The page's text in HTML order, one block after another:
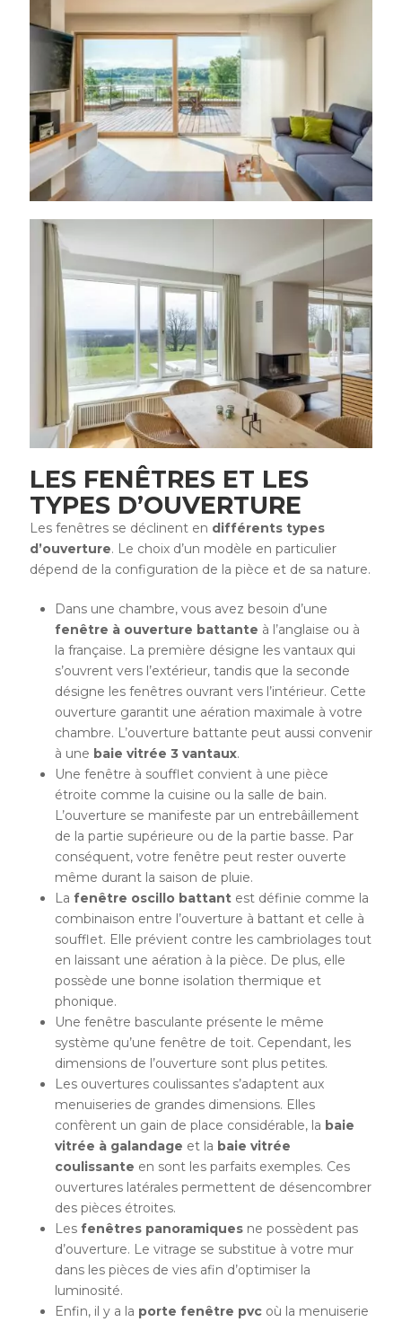
LES FENÊTRES ET LES
TYPES D’OUVERTURE
Les fenêtres se déclinent en différents types
d’ouverture. Le choix d’un modèle en particulier
dépend de la configuration de la pièce et de sa nature.
Dans une chambre, vous avez besoin d’une
fenêtre à ouverture battante à l’anglaise ou à
la française. La première désigne les vantaux qui
s’ouvrent vers l’extérieur, tandis que la seconde
désigne les fenêtres ouvrant vers l’intérieur. Cette
ouverture garantit une aération maximale à votre
chambre. L’ouverture battante peut aussi convenir
à une baie vitrée 3 vantaux.
Une fenêtre à soufflet convient à une pièce
étroite comme la cuisine ou la salle de bain.
L’ouverture se manifeste par un entrebâillement
de la partie supérieure ou de la partie basse. Par
conséquent, votre fenêtre peut rester ouverte
même durant la saison de pluie.
La fenêtre oscillo battant est définie comme la
combinaison entre l’ouverture à battant et celle à
soufflet. Elle prévient contre les cambriolages tout
en laissant une aération à la pièce. De plus, elle
possède une bonne isolation thermique et
phonique.
Une fenêtre basculante présente le même
système qu’une fenêtre de toit. Cependant, les
dimensions de l’ouverture sont plus petites.
Les ouvertures coulissantes s’adaptent aux
menuiseries de grandes dimensions. Elles
confèrent un gain de place considérable, la baie
vitrée à galandage et la baie vitrée
coulissante en sont les parfaits exemples. Ces
ouvertures latérales permettent de désencombrer
des pièces étroites.
Les fenêtres panoramiques ne possèdent pas
d’ouverture. Le vitrage se substitue à votre mur
dans les pièces de vies afin d’optimiser la
luminosité.
Enfin, il y a la porte fenêtre pvc où la menuiserie